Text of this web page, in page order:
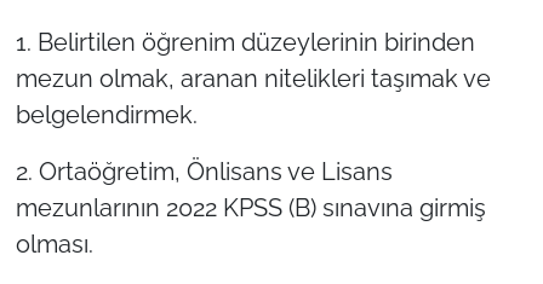
1. Belirtilen öğrenim düzeylerinin birinden
mezun olmak, aranan nitelikleri taşımak ve
belgelendirmek.
2. Ortaöğretim, Önlisans ve Lisans
mezunlarının 2022 KPSS (B) sınavına girmiş
olması.